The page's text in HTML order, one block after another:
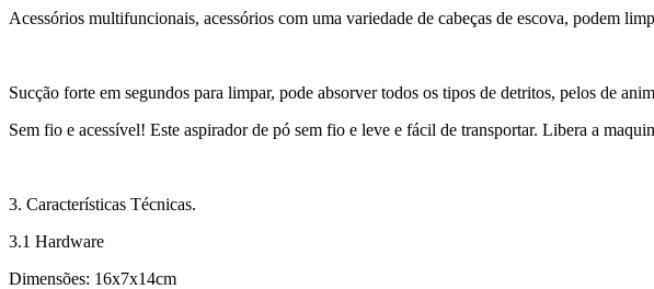
Acessórios multifuncionais, acessórios com uma variedade de cabeças de escova, podem
Sucção forte em segundos para limpar, pode absorver todos os tipos de detritos, pelos de
Sem fio e acessível! Este aspirador de pó sem fio e leve e fácil de transportar. Libera a
3. Características Técnicas.
3.1 Hardware
Dimensões: 16x7x14cm